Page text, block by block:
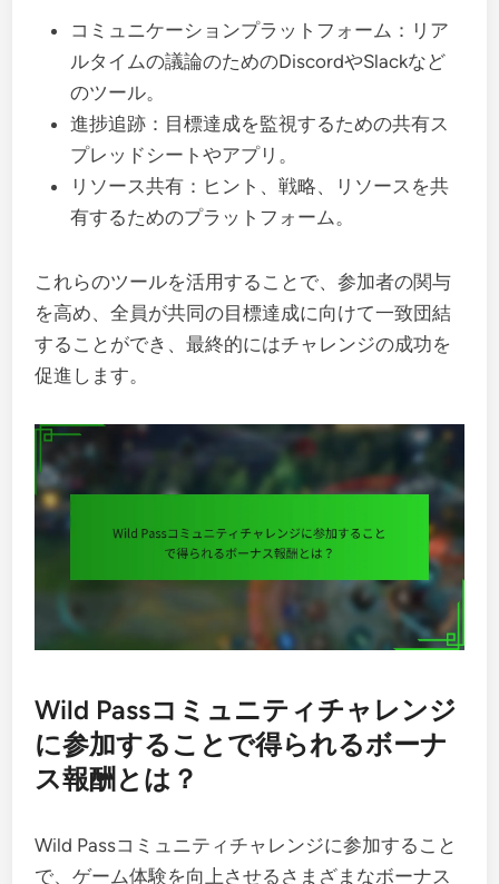
コミュニケーションプラットフォーム：リア
ルタイムの議論のためのDiscordやSlackなど
のツール。
進捗追跡：目標達成を監視するための共有ス
プレッドシートやアプリ。
リソース共有：ヒント、戦略、リソースを共
有するためのプラットフォーム。
これらのツールを活用することで、参加者の関与
を高め、全員が共同の目標達成に向けて一致団結
することができ、最終的にはチャレンジの成功を
促進します。
Wild Passコミュニティチャレンジ
に参加することで得られるボーナ
ス報酬とは？
Wild Passコミュニティチャレンジに参加すること
で、ゲーム体験を向上させるさまざまなボーナス